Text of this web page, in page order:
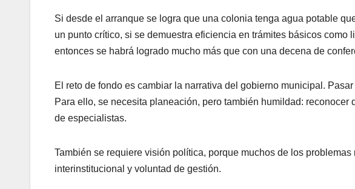
Si desde el arranque se logra que una colonia tenga agua potable
un punto crítico, si se demuestra eficiencia en trámites básicos como
entonces se habrá logrado mucho más que con una decena de
El reto de fondo es cambiar la narrativa del gobierno municipal.
Para ello, se necesita planeación, pero también humildad:
de especialistas.
También se requiere visión política, porque muchos de los
interinstitucional y voluntad de gestión.